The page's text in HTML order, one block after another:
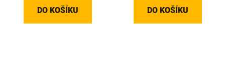
DO KOŠÍKU DO KOŠÍKU